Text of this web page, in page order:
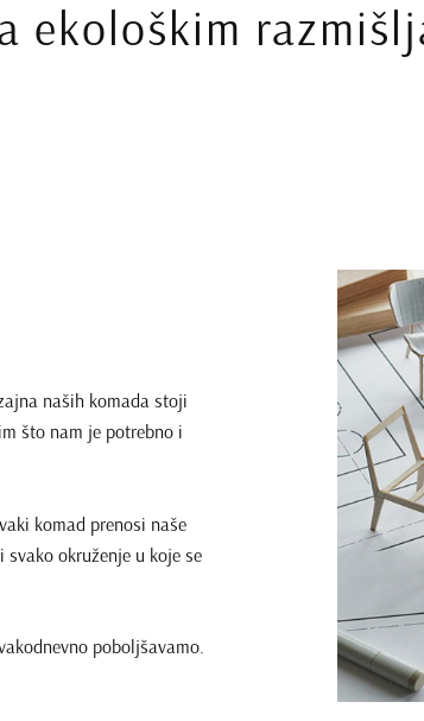
ekološkim
naših komada stoji
što nam je potrebno i
komad prenosi naše
okruženje u koje se
poboljšavamo.